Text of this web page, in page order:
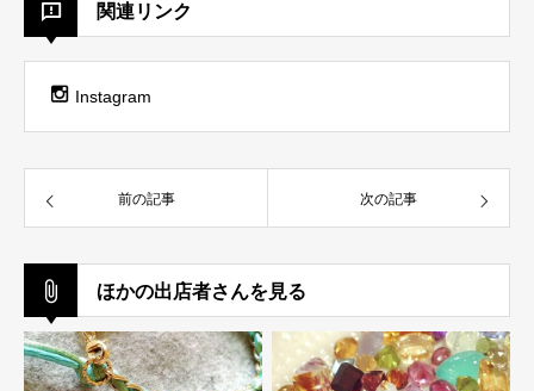
関連リンク
Instagram
前の記事 次の記事
ほかの出店者さんを見る